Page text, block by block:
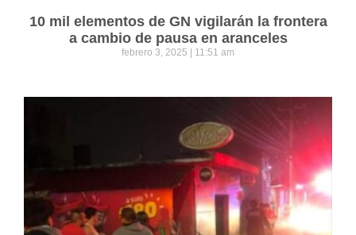
10 mil elementos de GN vigilarán la frontera
a cambio de pausa en aranceles
febrero 3, 2025 11:51 am